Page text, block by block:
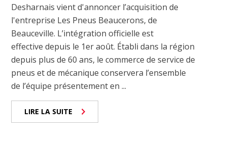
Desharnais vient d'annoncer l’acquisition de
l'entreprise Les Pneus Beaucerons, de
Beauceville. L’intégration officielle est
effective depuis le 1er août. Établi dans la région
depuis plus de 60 ans, le commerce de service de
pneus et de mécanique conservera l’ensemble
de l’équipe présentement en ...
LIRE LA SUITE